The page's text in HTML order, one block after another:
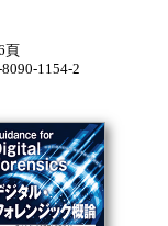
頁
1154-2